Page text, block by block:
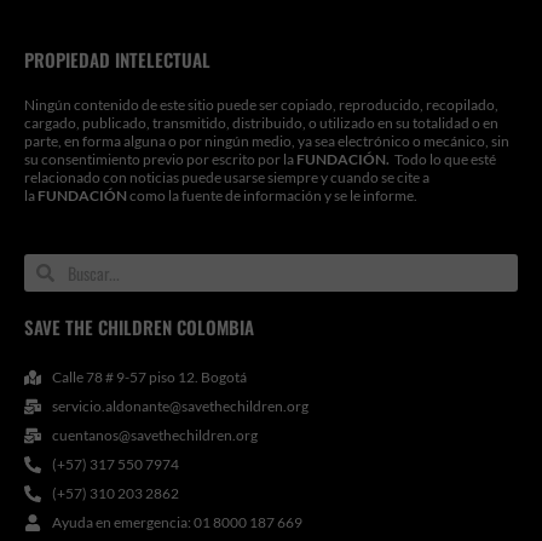
PROPIEDAD INTELECTUAL
Ningún contenido de este sitio puede ser copiado, reproducido, recopilado,
cargado, publicado, transmitido, distribuido, o utilizado en su totalidad o en
parte, en forma alguna o por ningún medio, ya sea electrónico o mecánico, sin
su consentimiento previo por escrito por la FUNDACIÓN. Todo lo que esté
relacionado con noticias puede usarse siempre y cuando se cite a
la FUNDACIÓN como la fuente de información y se le informe.
SearchSearch
SAVE THE CHILDREN COLOMBIA
Calle 78 # 9-57 piso 12. Bogotá
servicio.aldonante@savethechildren.org
cuentanos@savethechildren.org
(+57) 317 550 7974
(+57) 310 203 2862
Ayuda en emergencia: 01 8000 187 669